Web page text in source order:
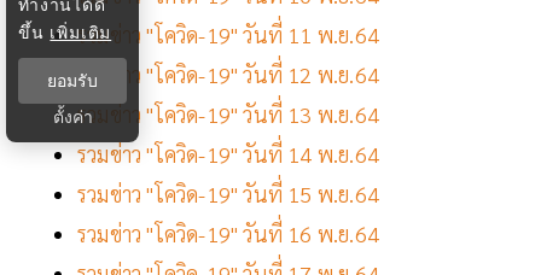
รวมข่าว "โควิด-19" วันที่ 11 พ.ย.64
รวมข่าว "โควิด-19" วันที่ 12 พ.ย.64
รวมข่าว "โควิด-19" วันที่ 13 พ.ย.64
รวมข่าว "โควิด-19" วันที่ 14 พ.ย.64
รวมข่าว "โควิด-19" วันที่ 15 พ.ย.64
รวมข่าว "โควิด-19" วันที่ 16 พ.ย.64
ขึ้น เพิ่มเติม
ยอมรับ
ตั้งค่า